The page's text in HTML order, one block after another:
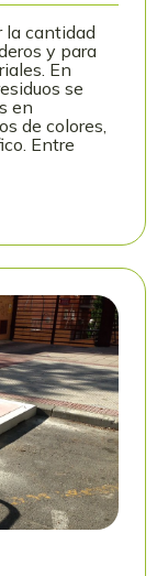
la cantidad
y para
En
se
en
de colores,
Entre